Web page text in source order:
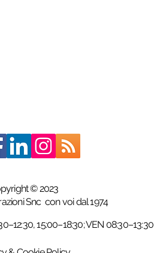
© 2023
Snc con voi dal 1974
15:00–18:30; VEN 08:30–13:30